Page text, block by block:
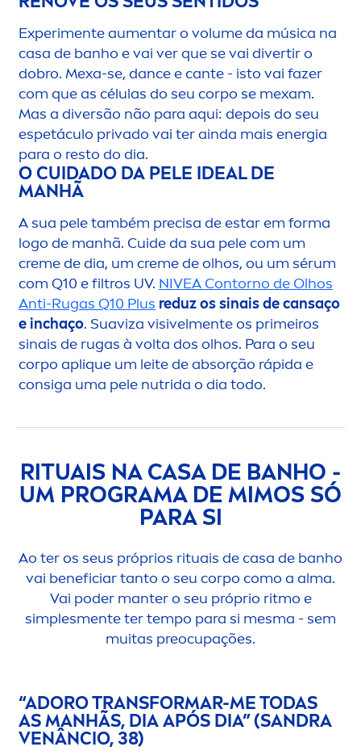
Experimente aumentar o volume da música na
casa de banho e vai ver que se vai divertir o
dobro. Mexa-se, dance e cante - isto vai fazer
com que as células do seu corpo se mexam.
Mas a diversão não para aqui: depois do seu
espetáculo privado vai ter ainda mais energia
para o resto do dia.
O CUIDADO DA PELE IDEAL DE
MANHÃ
A sua pele também precisa de estar em forma
logo de manhã. Cuide da sua pele com um
cremede dia, um cremede olhos, ou um sérum
com Q10 e filtros UV. NIVEA Contorno de Olhos
Anti-Rugas Q10 Plus reduz os sinais de cansaço
e inchaço. Suaviza visivelmente os primeiros
sinais de rugas à volta dos olhos. Para o seu
corpo aplique um leite de absorção rápida e
consiga uma pele nutrida o dia todo.
RITUAIS NA CASA DE BANHO -
UM PROGRAMA DE MIMOS SÓ
PARA SI
Ao ter os seus próprios rituais de casa de banho
vai beneficiar tanto o seu corpo como a alma.
Vai poder manter o seu próprio ritmo e
simplesmente ter tempo para si mesma - sem
muitas preocupações.
“ADORO TRANSFORMAR-ME TODAS
AS MANHÃS, DIA APÓS DIA” (SANDRA
VENÂNCIO, 38)